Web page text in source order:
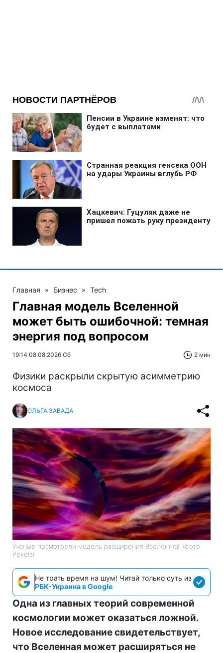
Главная » Бизнес » Tech
Главная модель Вселенной
может быть ошибочной: темная
энергия под вопросом
19:14 08.08.2026 Сб 2 мин
Физики раскрыли скрытую асимметрию
космоса
ОЛЬГА ЗАВАДА
Ученые посмотрели модель расширения Вселенной (фото:
Pexels)
Не трать время на шум! Читай только суть из
РБК-Украина в Google
Одна из главных теорий современной
космологии может оказаться ложной.
Новое исследование свидетельствует,
что Вселенная может расширяться не